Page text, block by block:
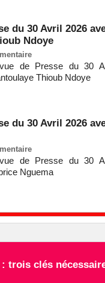
du 30 Avril 2026
Ndoye
de Presse du 30
Thioub Ndoye
du 30 Avril 2026
de Presse du 30
Nguema
: trois clés